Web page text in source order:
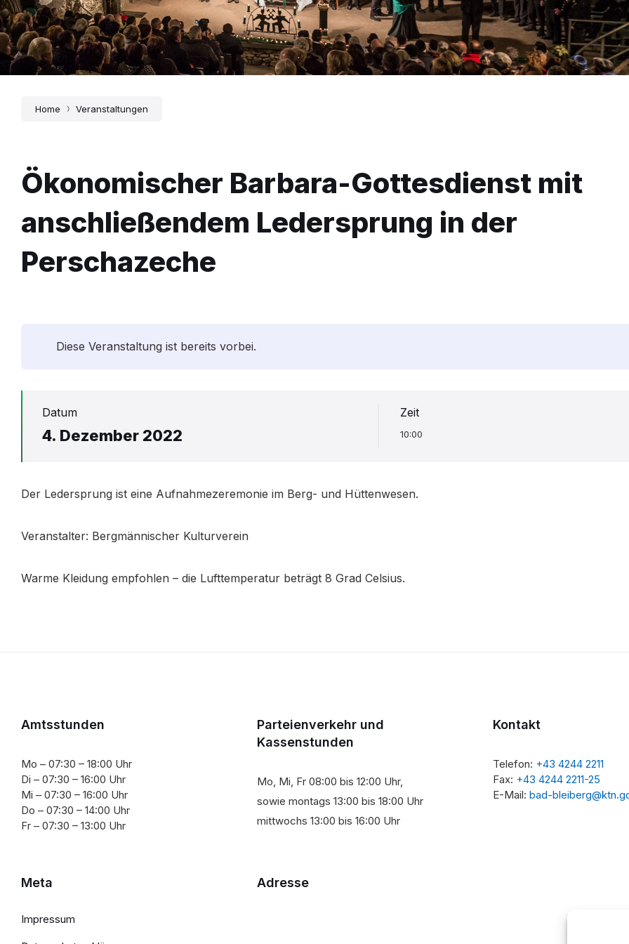
Home Veranstaltungen
Ökonomischer Barbara-Gottesdienst mit
anschließendem Ledersprung in der
Perschazeche
Diese Veranstaltung ist bereits vorbei.
Datum
4. Dezember 2022
Zeit
10:00
Der Ledersprung ist eine Aufnahmezeremonie im Berg- und Hüttenwesen.
Veranstalter: Bergmännischer Kulturverein
Warme Kleidung empfohlen – die Lufttemperatur beträgt 8 Grad Celsius.
Amtsstunden
Mo – 07:30 – 18:00 Uhr
Di – 07:30 – 16:00 Uhr
Mi – 07:30 – 16:00 Uhr
Do – 07:30 – 14:00 Uhr
Fr – 07:30 – 13:00 Uhr
Parteienverkehr und
Kassenstunden
Mo, Mi, Fr 08:00 bis 12:00 Uhr,
sowie montags 13:00 bis 18:00 Uhr
mittwochs 13:00 bis 16:00 Uhr
Kontakt
Telefon: +43 4244 2211
Fax: +43 4244 2211-25
E-Mail: bad-
Meta
Impressum
Adresse